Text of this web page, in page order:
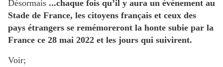
Désormais ...chaque fois qu’il y aura un événement au
Stade de France, les citoyens français et ceux des
pays étrangers se remémoreront la honte subie par la
France ce 28 mai 2022 et les jours qui suivirent.
Voir;